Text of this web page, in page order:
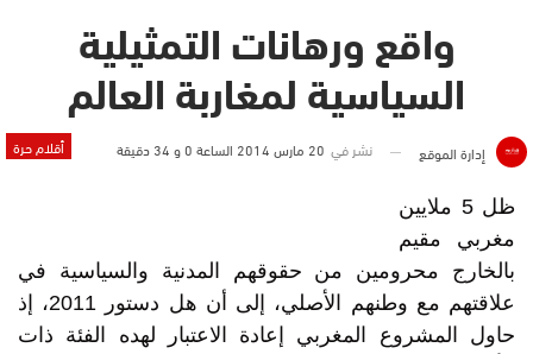
واقع ورهانات التمثيلية
السياسية لمغاربة العالم
أقلام حرة إدارة الموقع نشر في 20 مارس 2014 الساعة 0 و 34 دقيقة
ظل 5 ملايين
مغربي مقيم
بالخارج محرومين من حقوقهم المدنية والسياسية في
علاقتهم مع وطنهم الأصلي، إلى أن هل دستور 2011، إذ
حاول المشروع المغربي إعادة الاعتبار لهده الفئة ذات